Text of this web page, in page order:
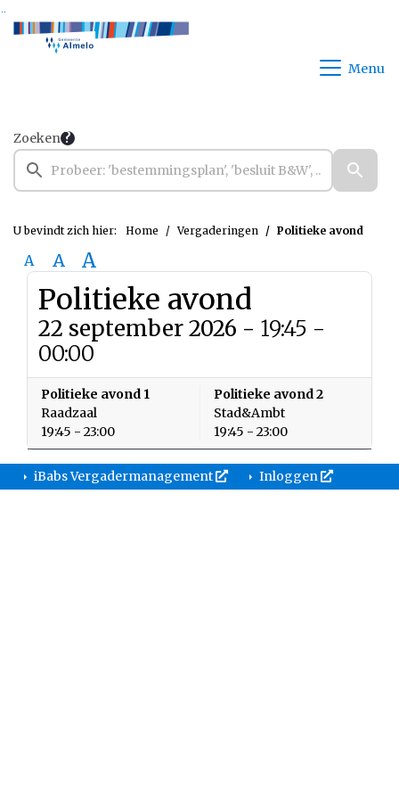
Ga naar de inhoud van deze pagina
Ga naar het zoeken
Ga naar het menu
Menu
Zoeken
U bevindt zich hier: Home Vergaderingen Politieke avond
A A A
Politieke avond
22 september 2026 - 19:45 -
00:00
Politieke avond 1
Raadzaal
19:45 - 23:00
Politieke avond 2
Stad&Ambt
19:45 - 23:00
iBabs Vergadermanagement Inloggen